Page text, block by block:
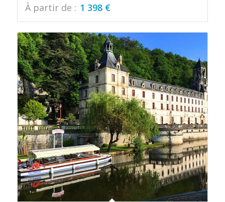
À partir de : 1 398 €